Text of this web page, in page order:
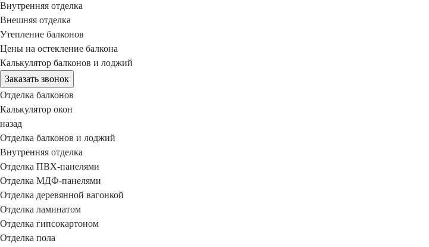
Внутренняя отделка
Внешняя отделка
Утепление балконов
Цены на остекление балкона
Калькулятор балконов и лоджий
Заказать звонок
Отделка балконов
Калькулятор окон
назад
Отделка балконов и лоджий
Внутренняя отделка
Отделка ПВХ-панелями
Отделка МДФ-панелями
Отделка деревянной вагонкой
Отделка ламинатом
Отделка гипсокартоном
Отделка пола